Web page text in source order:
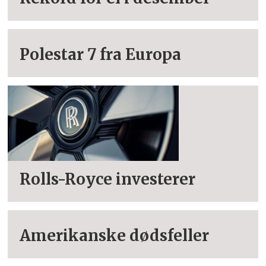
Polestar 7 fra Europa
Rolls-Royce investerer
Amerikanske dødsfeller